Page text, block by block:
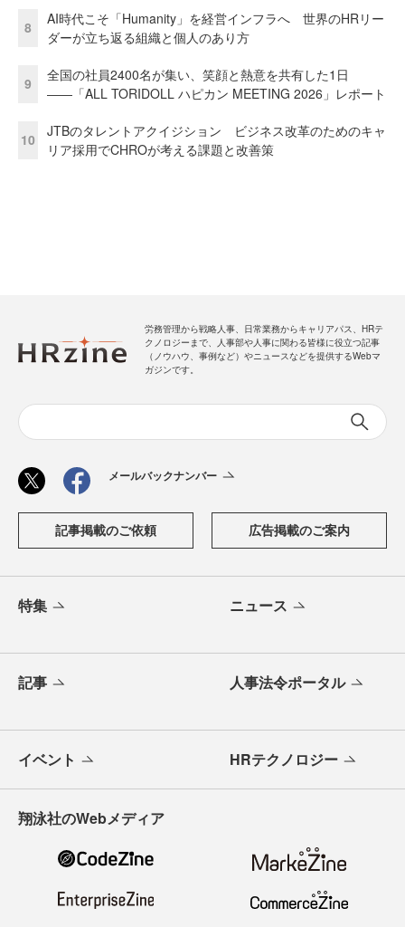
8
AI時代こそ「Humanity」を経営インフラへ 世界のHRリー
ダーが立ち返る組織と個人のあり方
9
全国の社員2400名が集い、笑顔と熱意を共有した1日
――「ALL TORIDOLL ハピカン MEETING 2026」レポート
10
JTBのタレントアクイジション ビジネス改革のためのキャ
リア採用でCHROが考える課題と改善策
労務管理から戦略人事、日常業務からキャリアパス、HRテ
クノロジーまで、人事部や人事に関わる皆様に役立つ記事
（ノウハウ、事例など）やニュースなどを提供するWebマ
ガジンです。
メールバックナンバー
記事掲載のご依頼 広告掲載のご案内
特集 ニュース
記事 人事法令ポータル
イベント HRテクノロジー
翔泳社のWebメディア